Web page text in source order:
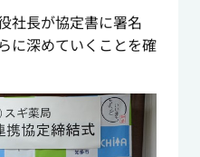
社長が協定書に署名
に深めていくことを確